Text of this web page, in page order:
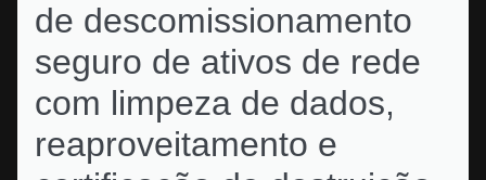
de descomissionamento
seguro de ativos de rede
com limpeza de dados,
reaproveitamento e